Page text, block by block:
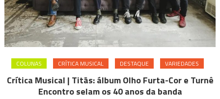
COLUNAS CRÍTICA MUSICAL DESTAQUE VARIEDADES
Crítica Musical | Titãs: álbum Olho Furta-Cor e Turnê
Encontro selam os 40 anos da banda